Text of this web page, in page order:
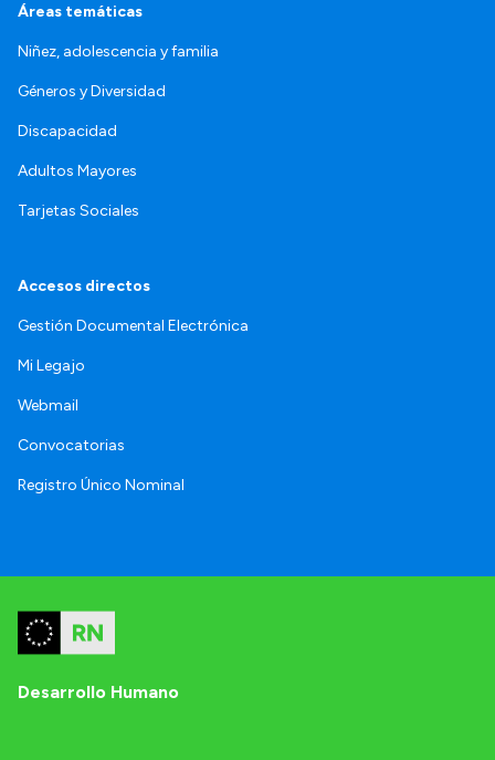
Áreas temáticas
Niñez, adolescencia y familia
Géneros y Diversidad
Discapacidad
Adultos Mayores
Tarjetas Sociales
Accesos directos
Gestión Documental Electrónica
Mi Legajo
Webmail
Convocatorias
Registro Único Nominal
Desarrollo Humano